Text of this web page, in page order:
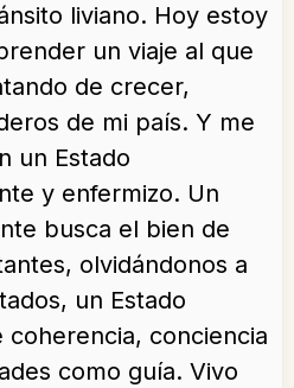
liviano. Hoy estoy
un viaje al que
de crecer,
de mi país. Y me
un Estado
y enfermizo. Un
busca el bien de
olvidándonos a
un Estado
conciencia
como guía. Vivo